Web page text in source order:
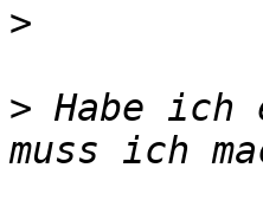
>
> Habe ich